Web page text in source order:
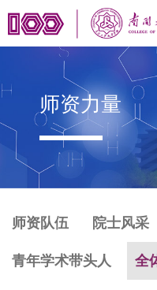
师资力量
师资队伍 院士风采
青年学术带头人 全